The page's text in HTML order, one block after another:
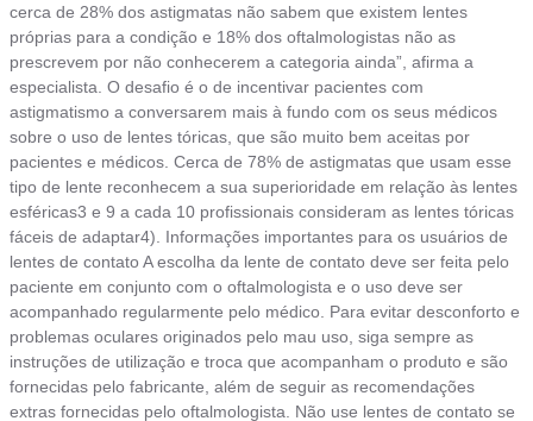
cerca de 28% dos astigmatas não sabem que existem lentes
próprias para a condição e 18% dos oftalmologistas não as
prescrevem por não conhecerem a categoria ainda”, afirma a
especialista. O desafio é o de incentivar pacientes com
astigmatismo a conversarem mais à fundo com os seus médicos
sobre o uso de lentes tóricas, que são muito bem aceitas por
pacientes e médicos. Cerca de 78% de astigmatas que usam esse
tipo de lente reconhecem a sua superioridade em relação às lentes
esféricas3 e 9 a cada 10 profissionais consideram as lentes tóricas
fáceis de adaptar4). Informações importantes para os usuários de
lentes de contato A escolha da lente de contato deve ser feita pelo
paciente em conjunto com o oftalmologista e o uso deve ser
acompanhado regularmente pelo médico. Para evitar desconforto e
problemas oculares originados pelo mau uso, siga sempre as
instruções de utilização e troca que acompanham o produto e são
fornecidas pelo fabricante, além de seguir as recomendações
extras fornecidas pelo oftalmologista. Não use lentes de contato se